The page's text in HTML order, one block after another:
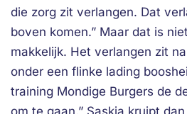
die zorg zit verlangen. Dat
boven komen.” Maar dat is
makkelijk. Het verlangen zit
onder een flinke lading
training Mondige Burgers de
om te gaan.” Saskia kruipt